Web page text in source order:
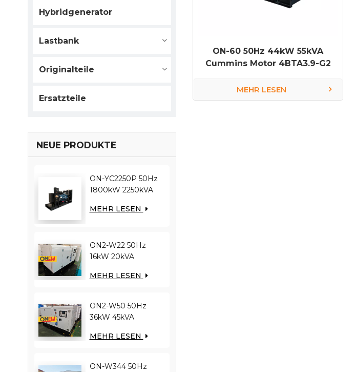
Hybridgenerator
Lastbank
Originalteile
Ersatzteile
NEUE PRODUKTE
ON-YC2250P 50Hz
1800kW 2250kVA
YC12VC3000-D30
MEHR LESEN
ON2-W22 50Hz
16kW 20kVA
4YT23-20D
MEHR LESEN
ON2-W50 50Hz
36kW 45kVA
N4100ZDS-42
MEHR LESEN
ON-W344 50Hz
ON-60 50Hz 44kW 55kVA
Cummins Motor 4BTA3.9-G2
MEHR LESEN